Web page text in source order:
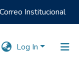
Correo Institucional
Log In